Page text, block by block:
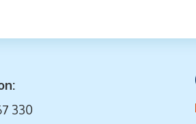
330